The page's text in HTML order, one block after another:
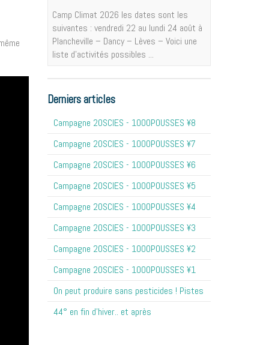
Camp Climat 2026 les dates sont les
suivantes : vendredi 22 au lundi 24 août à
Plancheville – Dancy – Lèves – Voici une
liste d'activités possibles ...
Derniers articles
Campagne 20SCIES - 1OOOPOUSSES ¥8
Campagne 20SCIES - 1OOOPOUSSES ¥7
Campagne 20SCIES - 1OOOPOUSSES ¥6
Campagne 20SCIES - 1OOOPOUSSES ¥5
Campagne 20SCIES - 1OOOPOUSSES ¥4
Campagne 20SCIES - 1OOOPOUSSES ¥3
Campagne 20SCIES - 1OOOPOUSSES ¥2
Campagne 20SCIES - 1OOOPOUSSES ¥1
On peut produire sans pesticides ! Pistes
44° en fin d'hiver.. et après